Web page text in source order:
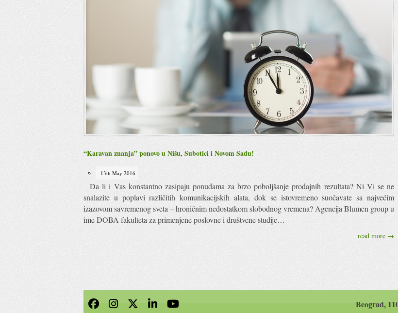
“Karavan znanja” ponovo u Nišu, Subotici i Novom Sadu!
13th May 2016
Da li i Vas konstantno zasipaju ponudama za brzo poboljšanje prodajnih rezultata? Ni Vi se ne
snalazite u poplavi različitih komunikacijskih alata, dok se istovremeno suočavate sa najvećim
izazovom savremenog sveta – hroničnim nedostatkom slobodnog vremena? Agencija Blumen group u
ime DOBA fakulteta za primenjene poslovne i društvene studije…
read more →
Beograd,